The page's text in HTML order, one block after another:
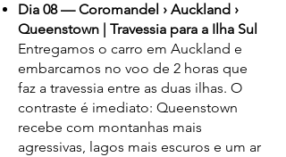
Dia 08 — Coromandel › Auckland ›
Queenstown | Travessia para a Ilha Sul
Entregamos o carro em Auckland e
embarcamos no voo de 2 horas que
faz a travessia entre as duas ilhas. O
contraste é imediato: Queenstown
recebe com montanhas mais
agressivas, lagos mais escuros e um ar